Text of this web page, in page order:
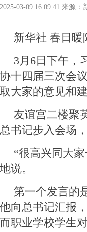
2025-03-09 16:09:41 来源：
新华社 春日
3月6日下午，
协十四届三次会
取大家的意见和建
友谊宫二楼聚
总书记步入会场
“很高兴同大
地说。
第一个发言的
他向总书记汇报
而职业学校学生